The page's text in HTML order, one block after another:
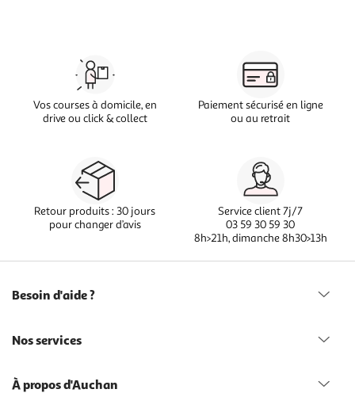
Vos courses à domicile, en
drive ou click & collect
Paiement sécurisé en ligne
ou au retrait
Retour produits : 30 jours
pour changer d’avis
Service client 7j/7
03 59 30 59 30
8h>21h, dimanche 8h30>13h
Besoin d'aide ?
Nos services
À propos d'Auchan